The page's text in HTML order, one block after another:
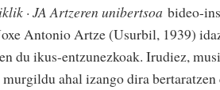
· JA Artzeren unibertsoa bideo-
Antonio Artze (Usurbil, 1939)
du ikus-entzunezkoak. Irudiez,
ahal izango dira bertaratzen